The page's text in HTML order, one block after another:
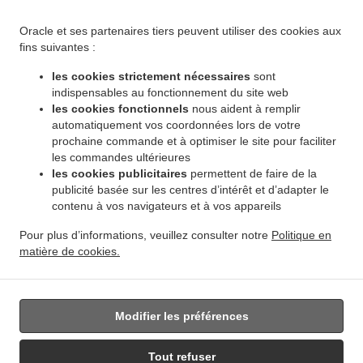
Oracle et ses partenaires tiers peuvent utiliser des cookies aux
fins suivantes :
les cookies strictement nécessaires sont
indispensables au fonctionnement du site web
les cookies fonctionnels nous aident à remplir
automatiquement vos coordonnées lors de votre
prochaine commande et à optimiser le site pour faciliter
les commandes ultérieures
les cookies publicitaires permettent de faire de la
publicité basée sur les centres d’intérêt et d’adapter le
contenu à vos navigateurs et à vos appareils
Pour plus d’informations, veuillez consulter notre Politique en
matière de cookies.
Tout refuser
Modifier les préférences
cuisinés African Food Winnipeg Vista
.
cuisinés African Food Winnipeg River Park South Livraison de plats cuisinés African
Food Winnipeg Powerview . Livraison de plats cuisinés African Food Winnipeg
Middlechurch . Livraison de plats cuisinés African Food Winnipeg Vermette . Livraison de
.
Livraison de plats cuisinés African Food East Saint Paul Ki l- Cona Park Livraison
de plats cuisinés African Food East Saint Paul . Livraison de plats cuisinés African Food
cuisinés African Food Traverse Bay